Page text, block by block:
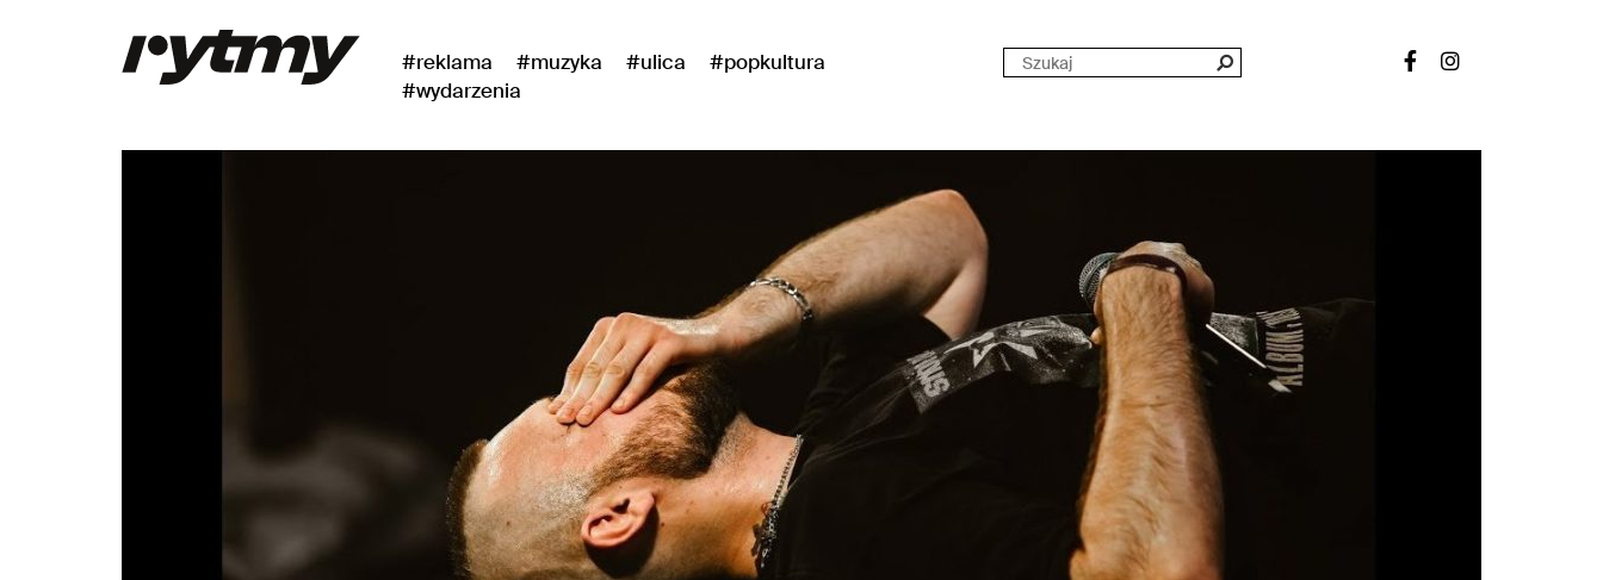
#reklama #muzyka #ulica
#popkultura
#wydarzenia